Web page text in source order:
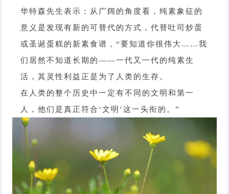
华特森先生表示：从广阔的角度看，纯素象征的
意义是发现有新的可替代的方式，代替吐司炒蛋
或圣诞蛋糕的新素食谱，“要知道你很伟大……我
们居然不知道长期的——一代又一代的纯素生
活，其灵性利益正是为了人类的生存。
在人类的整个历史中一定有不同的文明和第一
人，他们是真正符合‘文明’这一头衔的。”